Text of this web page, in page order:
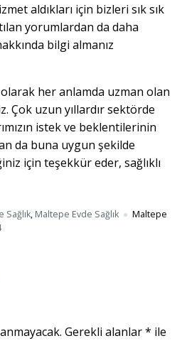
aldıkları için bizleri sık sık
yorumlardan da daha
bilgi almanız
olarak her anlamda uzman olan
Çok uzun yıllardır sektörde
istek ve beklentilerinin
da buna uygun şekilde
için teşekkür eder, sağlıklı
Sağlık, Maltepe Evde Sağlık
Maltepe
Gerekli alanlar* ile